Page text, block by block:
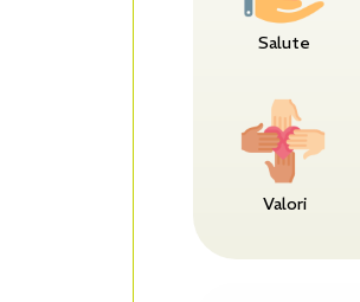
Salute
Valori